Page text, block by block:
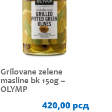
Grilovane zelene
masline bk 150g –
OLYMP
420,00 рсд